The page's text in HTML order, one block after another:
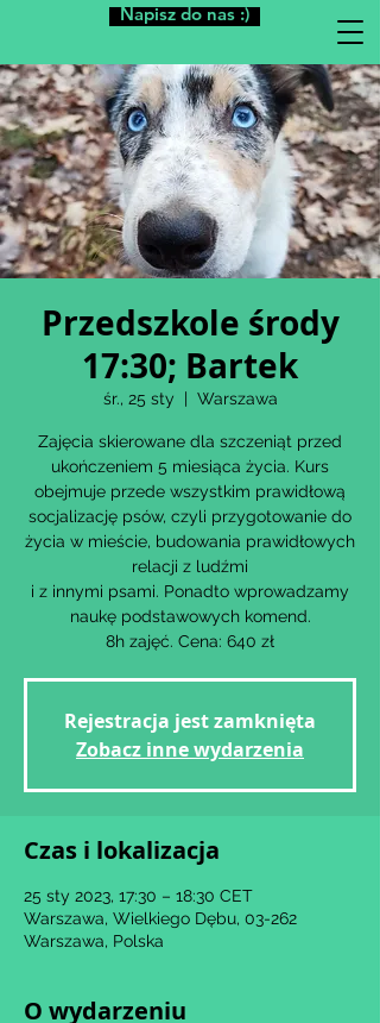
Napisz do nas :)
Przedszkole środy
17:30; Bartek
śr., 25 sty
  |
Warszawa
Zajęcia skierowane dla szczeniąt przed
ukończeniem 5 miesiąca życia. Kurs
obejmuje przede wszystkim prawidłową
socjalizację psów, czyli przygotowanie do
życia w mieście, budowania prawidłowych
relacji z ludźmi
i z innymi psami. Ponadto wprowadzamy
naukę podstawowych komend.
8h zajęć. Cena: 640 zł
Rejestracja jest zamknięta
Zobacz inne wydarzenia
Czas i lokalizacja
25 sty 2023, 17:30 – 18:30 CET
Warszawa, Wielkiego Dębu, 03-262
Warszawa, Polska
O wydarzeniu